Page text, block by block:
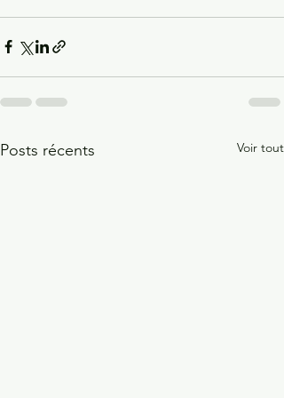
Posts récents Voir tout